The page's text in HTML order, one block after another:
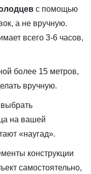
с помощью
а не вручную.
всего 3-6 часов,
более 15 метров,
вручную.
на вашей
«наугад».
конструкции
самостоятельно,